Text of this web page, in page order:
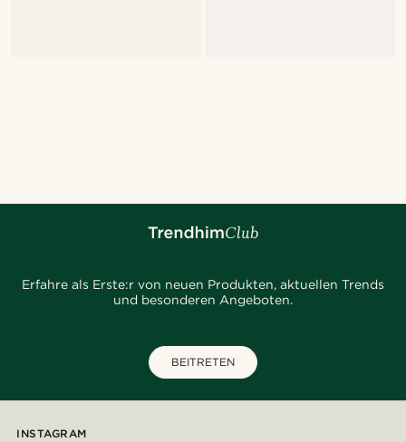
Erfahre als Erste:r von neuen Produkten, aktuellen Trends
und besonderen Angeboten.
BEITRETEN
INSTAGRAM